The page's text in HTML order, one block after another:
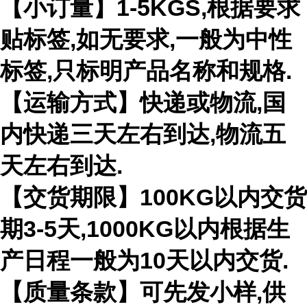
【小订量】1-5KGS,根据要求
贴标签,如无要求,一般为中性
标签,只标明产品名称和规格.
【运输方式】快递或物流,国
内快递三天左右到达,物流五
天左右到达.
【交货期限】100KG以内交货
期3-5天,1000KG以内根据生
产日程一般为10天以内交货.
【质量条款】可先发小样,供